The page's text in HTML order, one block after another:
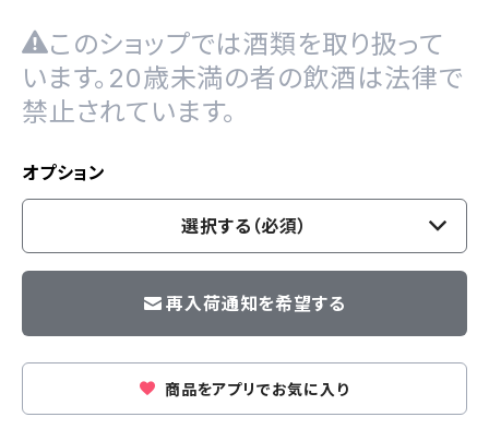
このショップでは酒類を取り扱って
います。20歳未満の者の飲酒は法律で
禁止されています。
オプション
選択する（必須）
再入荷通知を希望する
商品をアプリでお気に入り